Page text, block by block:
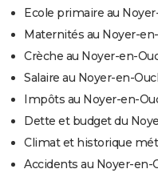
Ecole primaire au
Maternités au Noyer-
Crèche au Noyer-en-
Salaire au Noyer-en-
Impôts au Noyer-en-
Dette et budget du
Climat et historique
Accidents au Noyer-en-